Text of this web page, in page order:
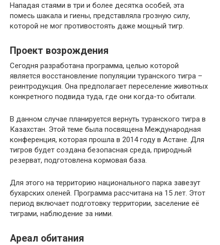
Нападая стаями в три и более десятка особей, эта
помесь шакала и гиены, представляла грозную силу,
которой не мог противостоять даже мощный тигр.
Проект возрождения
Сегодня разработана программа, целью которой
является восстановление популяции туранского тигра –
реинтродукция. Она предполагает переселение животных
конкретного подвида туда, где они когда-то обитали.
В данном случае планируется вернуть туранского тигра в
Казахстан. Этой теме была посвящена Международная
конференция, которая прошла в 2014 году в Астане. Для
тигров будет создана безопасная среда, природный
резерват, подготовлена кормовая база.
Для этого на территорию национального парка завезут
бухарских оленей. Программа рассчитана на 15 лет. Этот
период включает подготовку территории, заселение её
тиграми, наблюдение за ними.
Ареал обитания